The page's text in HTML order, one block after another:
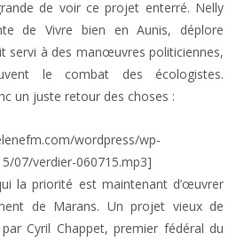
de voir ce projet enterré. Nelly
de Vivre bien en Aunis, déplore
servi à des manœuvres politiciennes,
le combat des écologistes.
un juste retour des choses :
wordpress/wp-
07/verdier-060715.mp3]
la priorité est maintenant d’œuvrer
de Marans. Un projet vieux de
Cyril Chappet, premier fédéral du